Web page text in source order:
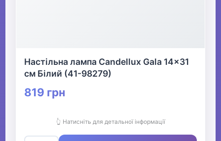
Настільна лампа Candellux Gala 14x31
см Білий (41-98279)
819 грн
👆 Натисніть для детальної інформації